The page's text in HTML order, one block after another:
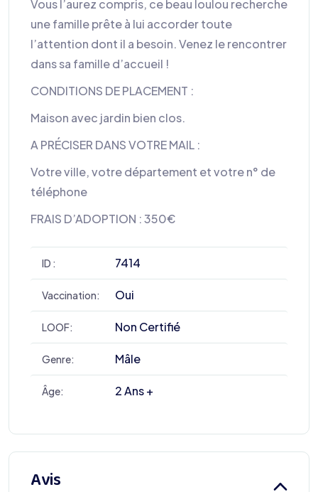
Vous l’aurez compris, ce beau loulou recherche
une famille prête à lui accorder toute
l’attention dont il a besoin. Venez le rencontrer
dans sa famille d’accueil !
CONDITIONS DE PLACEMENT :
Maison avec jardin bien clos.
A PRÉCISER DANS VOTRE MAIL :
Votre ville, votre département et votre n° de
téléphone
FRAIS D’ADOPTION : 350€
ID : 7414
Vaccination: Oui
LOOF: Non Certifié
Genre: Mâle
Âge: 2 Ans +
Avis